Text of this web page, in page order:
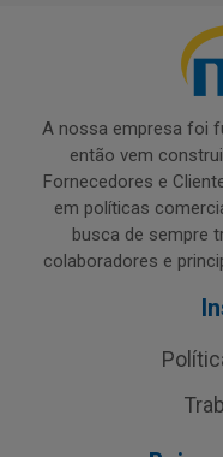
A nossa empresa foi
então vem
Fornecedores e
em políticas
busca de sempre
colaboradores e